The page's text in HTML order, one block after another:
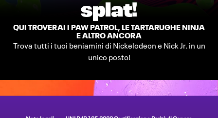
splat!
QUI TROVERAI I PAW PATROL, LE TARTARUGHE NINJA
E ALTRO ANCORA
Trova tutti i tuoi beniamini di Nickelodeon e Nick Jr. in un
unico posto!